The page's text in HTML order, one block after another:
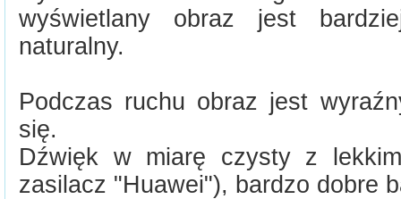
wyświetlany obraz jest
naturalny.
Podczas ruchu obraz jest
się.
Dźwięk w miarę czysty z
zasilacz "Huawei"), bardzo dobre